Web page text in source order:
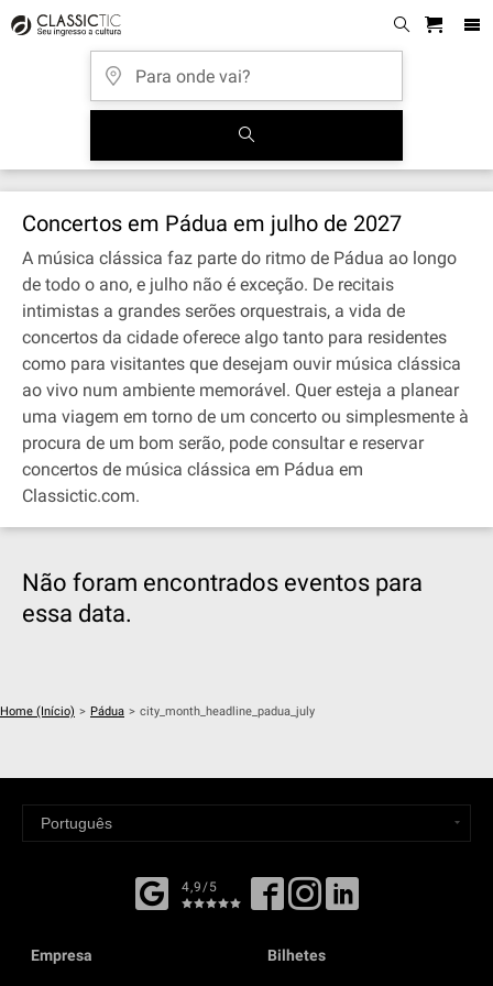
Concertos em Pádua em julho de 2027
A música clássica faz parte do ritmo de Pádua ao longo
de todo o ano, e julho não é exceção. De recitais
intimistas a grandes serões orquestrais, a vida de
concertos da cidade oferece algo tanto para residentes
como para visitantes que desejam ouvir música clássica
ao vivo num ambiente memorável. Quer esteja a planear
uma viagem em torno de um concerto ou simplesmente à
procura de um bom serão, pode consultar e reservar
concertos de música clássica em Pádua em
Classictic.com.
Não foram encontrados eventos para
essa data.
Home (Início) > Pádua > city_month_headline_padua_july
4,9/5
Empresa Bilhetes